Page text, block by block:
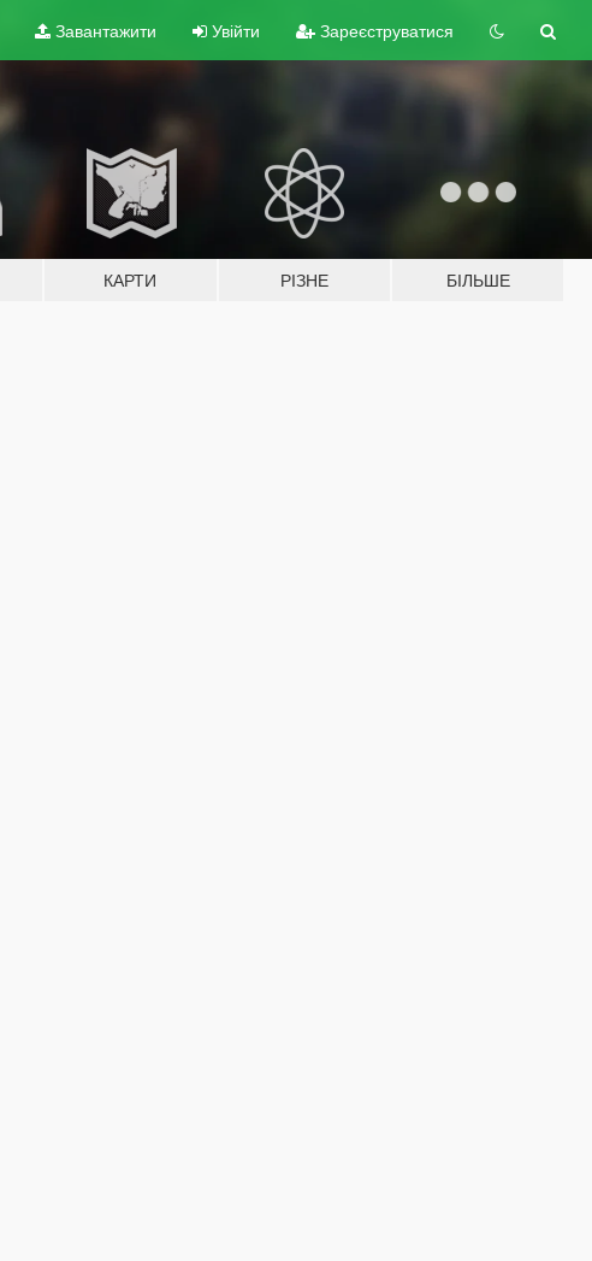
Завантажити Увійти Зареєструватися
КАРТИ РІЗНЕ БІЛЬШЕ